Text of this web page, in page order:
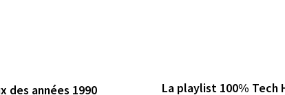
La playlist 100% Tech
des années 1990